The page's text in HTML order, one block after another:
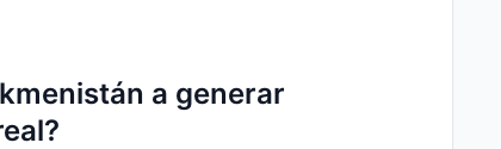
a generar